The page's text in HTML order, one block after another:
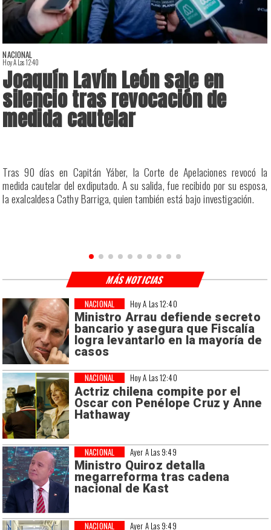
NACIONAL
Hoy A Las 12:40
Joaquín Lavín León sale en
silencio tras revocación de
medida cautelar
Tras 90 días en Capitán Yáber, la Corte de Apelaciones revocó la
medida cautelar del exdiputado. A su salida, fue recibido por su esposa,
la exalcaldesa Cathy Barriga, quien también está bajo investigación.
Hoy A Las 12:40
Ministro Arrau defiende secreto
bancario y asegura que Fiscalía
logra levantarlo en la mayoría de
casos
NACIONAL
Hoy A Las 12:40
Actriz chilena compite por el
Oscar con Penélope Cruz y Anne
Hathaway
NACIONAL
Ayer A Las 9:49
Ministro Quiroz detalla
megarreforma tras cadena
nacional de Kast
NACIONAL
Ayer A Las 9:49
NACIONAL
MÁS NOTICIAS